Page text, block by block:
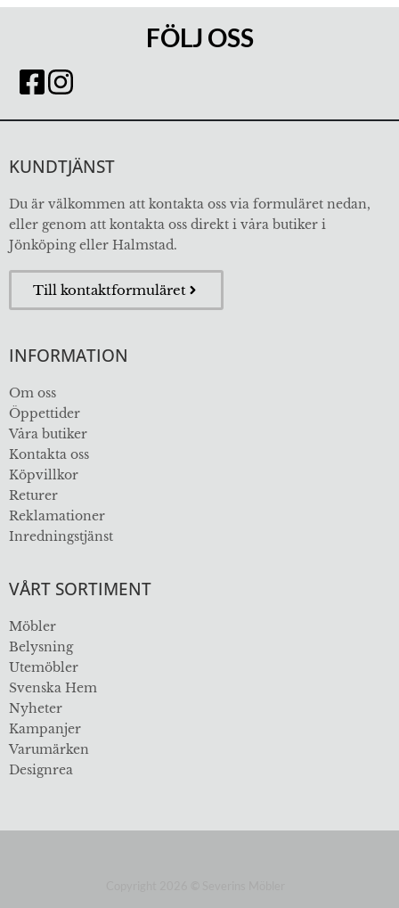
FÖLJ OSS
KUNDTJÄNST
Du är välkommen att kontakta oss via formuläret nedan,
eller genom att kontakta oss direkt i våra butiker i
Jönköping eller Halmstad.
Till kontaktformuläret
INFORMATION
Om oss
Öppettider
Våra butiker
Kontakta oss
Köpvillkor
Returer
Reklamationer
Inredningstjänst
VÅRT SORTIMENT
Möbler
Belysning
Utemöbler
Svenska Hem
Nyheter
Kampanjer
Varumärken
Designrea